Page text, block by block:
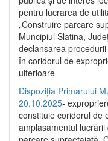
pentru lucrarea de
„Construire parcare
Muncipiul Slatina,
declanşarea
în coridorul de
ulterioare
Dispoziția Primarului
20.10.2025-
constituie coridorul de
amplasamentul